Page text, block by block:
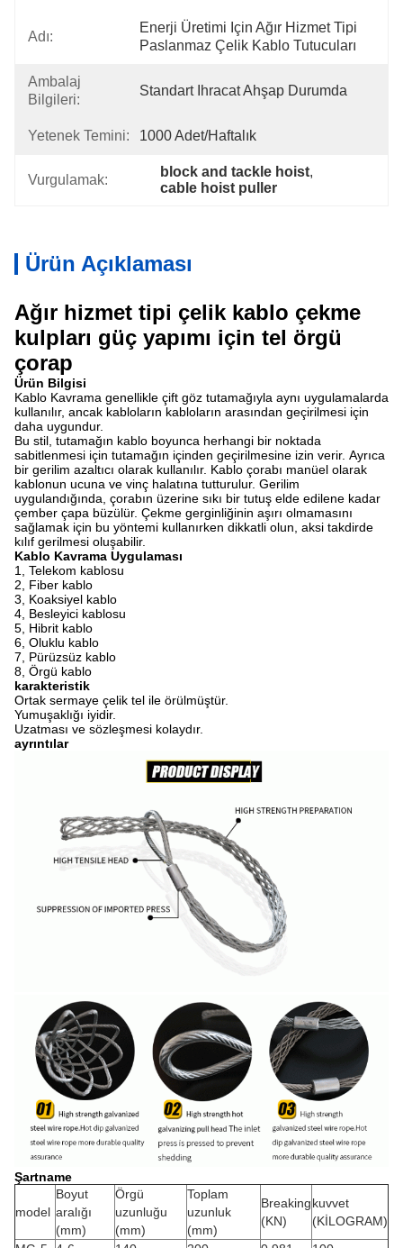
Adı:
Enerji Üretimi Için Ağır Hizmet Tipi
Paslanmaz Çelik Kablo Tutucuları
Ambalaj
Bilgileri:
Standart Ihracat Ahşap Durumda
Yetenek Temini: 1000 Adet/haftalık
Vurgulamak:
block and tackle hoist,
cable hoist puller
Ürün Açıklaması
Ağır hizmet tipi çelik kablo çekme
kulpları güç yapımı için tel örgü
çorap
Ürün Bilgisi
Kablo Kavrama genellikle çift göz tutamağıyla aynı uygulamalarda
kullanılır, ancak kabloların kabloların arasından geçirilmesi için
daha uygundur.
Bu stil, tutamağın kablo boyunca herhangi bir noktada
sabitlenmesi için tutamağın içinden geçirilmesine izin verir. Ayrıca
bir gerilim azaltıcı olarak kullanılır. Kablo çorabı manüel olarak
kablonun ucuna ve vinç halatına tutturulur. Gerilim
uygulandığında, çorabın üzerine sıkı bir tutuş elde edilene kadar
çember çapa büzülür. Çekme gerginliğinin aşırı olmamasını
sağlamak için bu yöntemi kullanırken dikkatli olun, aksi takdirde
kılıf gerilmesi oluşabilir.
Kablo Kavrama Uygulaması
1, Telekom kablosu
2, Fiber kablo
3, Koaksiyel kablo
4, Besleyici kablosu
5, Hibrit kablo
6, Oluklu kablo
7, Pürüzsüz kablo
8, Örgü kablo
karakteristik
Ortak sermaye çelik tel ile örülmüştür.
Yumuşaklığı iyidir.
Uzatması ve sözleşmesi kolaydır.
ayrıntılar
Şartname
model
Boyut
aralığı
(mm)
Örgü
uzunluğu
(mm)
Toplam
uzunluk
(mm)
Breaking
(KN)
kuvvet
(KİLOGRAM)